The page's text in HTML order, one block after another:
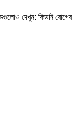
দেখুন: কিডনি রোগের